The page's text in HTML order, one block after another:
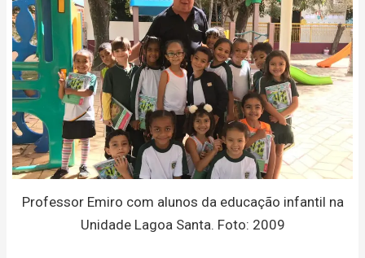
Professor Emiro com alunos da educação infantil na
Unidade Lagoa Santa. Foto: 2009